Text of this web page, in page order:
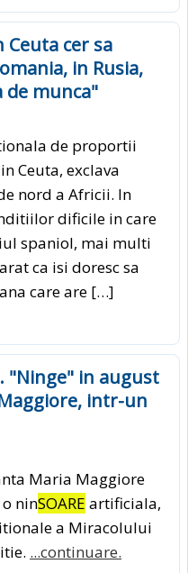
cer sa
in Rusia,
de munca"
de proportii
in Ceuta, exclava
nord a Africii. In
dificile in care
spaniol, mai multi
ca isi doresc sa
care are […]
"Ninge" in august
intr-un
Maria Maggiore
ninSOARE artificiala,
a Miracolului
...continuare.